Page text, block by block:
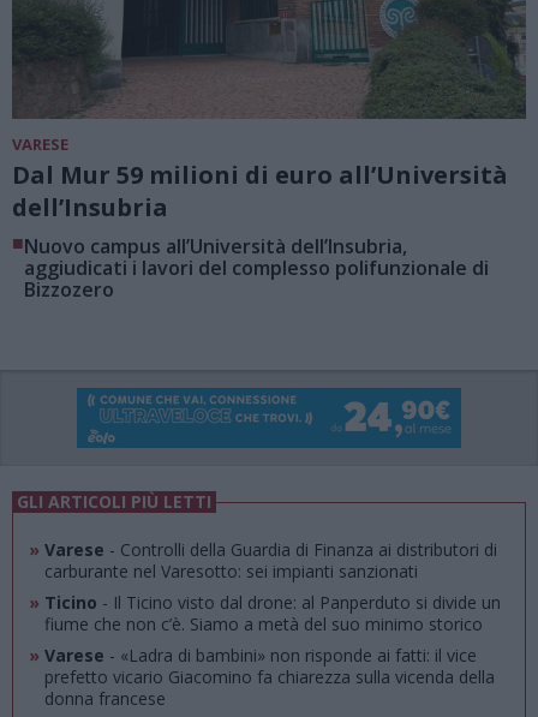
VARESE
Dal Mur 59 milioni di euro all’Università
dell’Insubria
■Nuovo campus all’Università dell’Insubria,
aggiudicati i lavori del complesso polifunzionale di
Bizzozero
GLI ARTICOLI PIÙ LETTI
» Varese - Controlli della Guardia di Finanza ai distributori di
carburante nel Varesotto: sei impianti sanzionati
» Ticino - Il Ticino visto dal drone: al Panperduto si divide un
fiume che non c’è. Siamo a metà del suo minimo storico
» Varese - «Ladra di bambini» non risponde ai fatti: il vice
prefetto vicario Giacomino fa chiarezza sulla vicenda della
donna francese